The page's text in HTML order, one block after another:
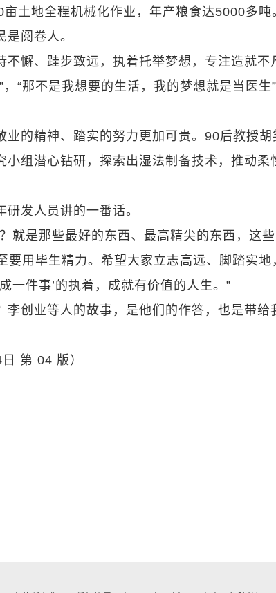
土地全程机械化作业，年产粮食达5000多吨
阅卷人。
懈、跬步致远，执着托举梦想，专注造就不
“那不是我想要的生活，我的梦想就是当医生
业的精神、踏实的努力更加可贵。90后教授胡
小组潜心钻研，探索出湿法制备技术，推动
发人员讲的一番话。
就是那些最好的东西、最高精尖的东西，这
要用毕生精力。希望大家立志高远、脚踏实地
一件事’的执着，成就有价值的人生。”
创业等人的故事，是他们的作答，也是带给
第 04 版）